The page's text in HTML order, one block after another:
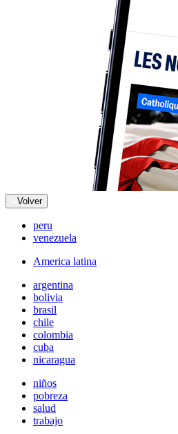
Volver
peru
venezuela
America latina
argentina
bolivia
brasil
chile
colombia
cuba
nicaragua
niños
pobreza
salud
trabajo